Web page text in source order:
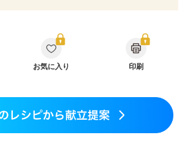
期）
糖尿病性腎症（第２期）
期）
CKD（ステージ１）
乳がん（抗がん剤治療中）
が気になる（初期）
になる（初期）
気になる（初期）
お気に入り 印刷